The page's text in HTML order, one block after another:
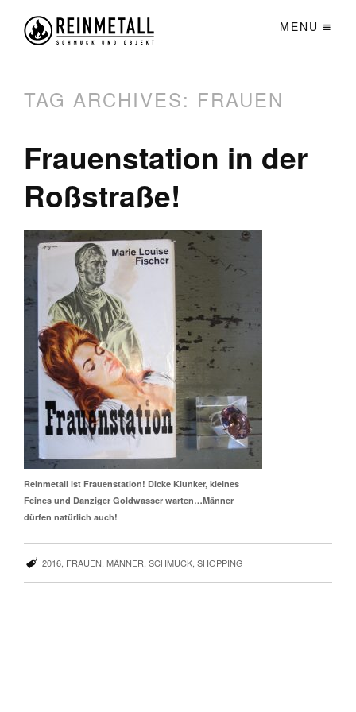
MENU
TAG ARCHIVES: FRAUEN
Frauenstation in der
Roßstraße!
Reinmetall ist Frauenstation! Dicke Klunker, kleines
Feines und Danziger Goldwasser warten…Männer
dürfen natürlich auch!
2016, FRAUEN, MÄNNER, SCHMUCK, SHOPPING